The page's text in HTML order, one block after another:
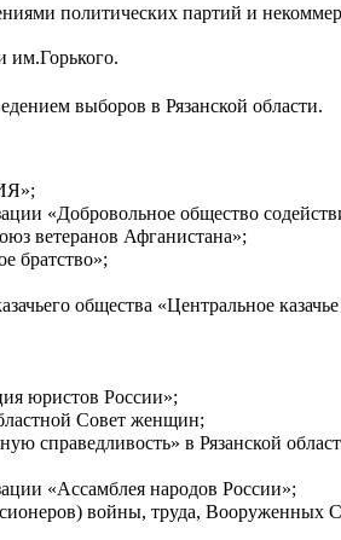
политических партий и
им.Горького.
выборов в Рязанской области.
«Добровольное общество
ветеранов Афганистана»;
братство»;
общества «Центральное
юристов России»;
Совет женщин;
справедливость» в Рязанской
«Ассамблея народов России»;
войны, труда, Вооруженных